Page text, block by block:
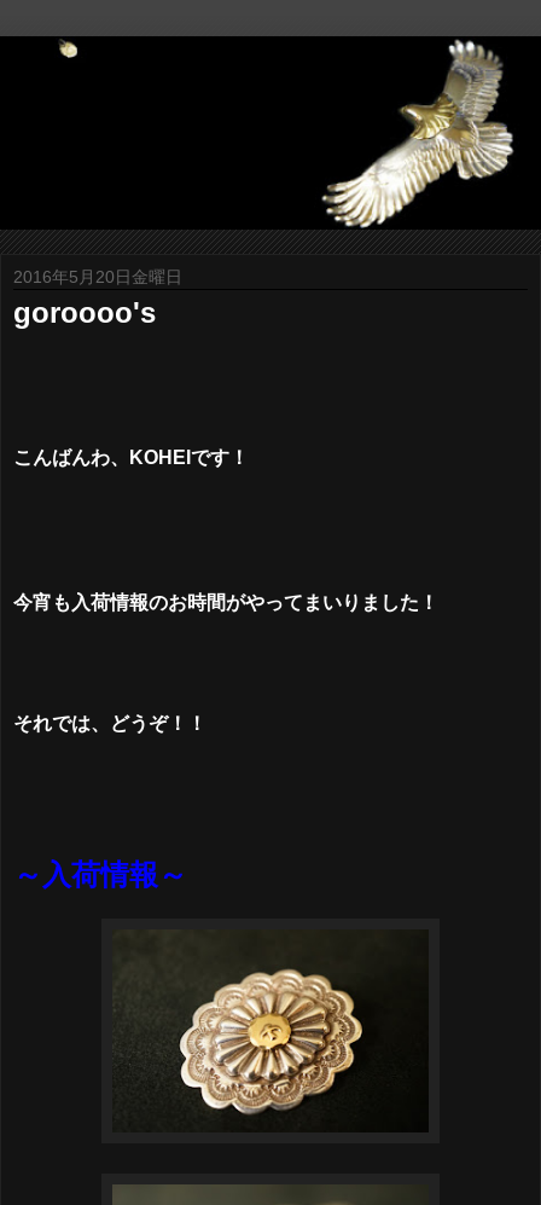
2016年5月20日金曜日
goroooo's
こんばんわ、KOHEIです！
今宵も入荷情報のお時間がやってまいりました！
それでは、どうぞ！！
～入荷情報～